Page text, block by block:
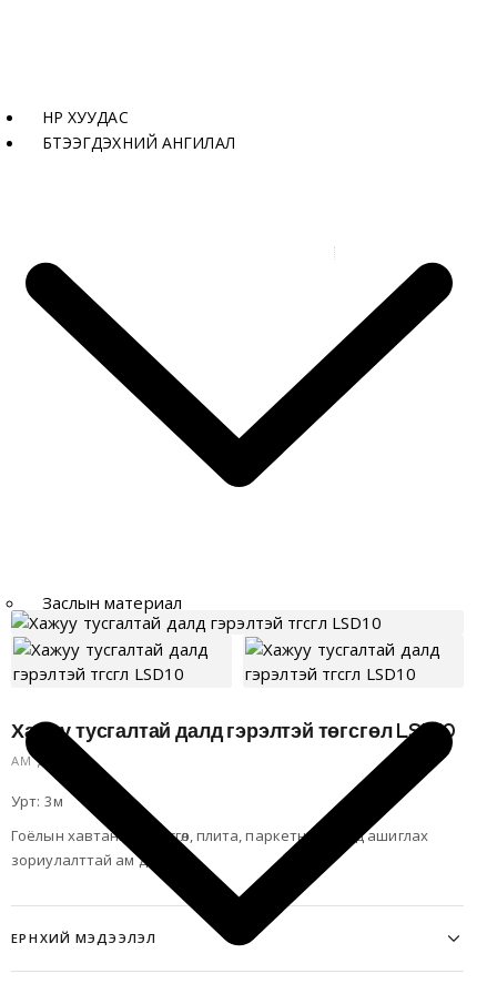
НҮҮР ХУУДАС
БҮТЭЭГДЭХҮҮНИЙ АНГИЛАЛ
Заслын материал
Бүтээгдэхүүнүүд
Хажуу тусгалтай далд
гэрэлтэй төгсгөл LSD10
Хажуу тусгалтай далд гэрэлтэй төгсгөл LSD10
АМ ДАРАГЧ
Урт: 3м
Гоёлын хавтангийн төгсгөл, плита, паркетны төгсгөлд ашиглах
зориулалттай ам дарагч
ЕРӨНХИЙ МЭДЭЭЛЭЛ